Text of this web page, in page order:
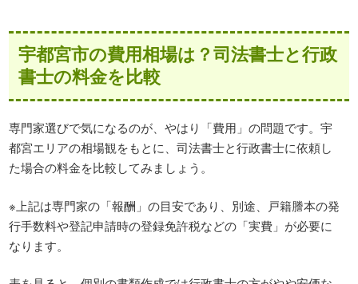
宇都宮市の費用相場は？司法書士と行政
書士の料金を比較
専門家選びで気になるのが、やはり「費用」の問題です。宇
都宮エリアの相場観をもとに、司法書士と行政書士に依頼し
た場合の料金を比較してみましょう。
※上記は専門家の「報酬」の目安であり、別途、戸籍謄本の発
行手数料や登記申請時の登録免許税などの「実費」が必要に
なります。